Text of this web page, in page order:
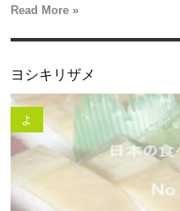
Read More »
ヨシキリザメ
よ